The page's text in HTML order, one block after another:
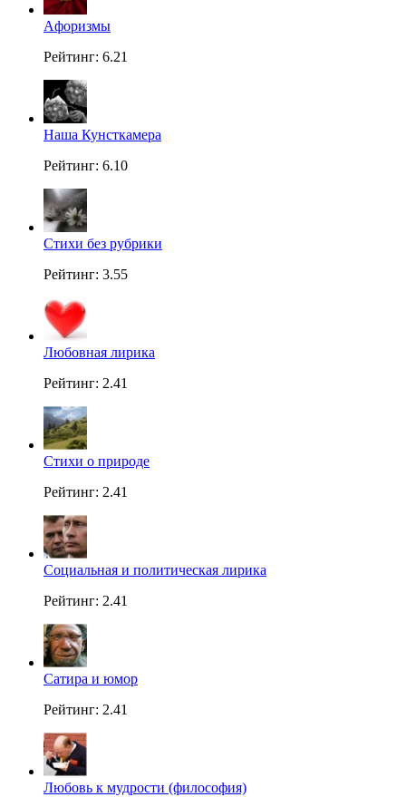
Aфоризмы
Рейтинг: 6.21
Наша Кунсткамера
Рейтинг: 6.10
Стихи без рубрики
Рейтинг: 3.55
Любовная лирика
Рейтинг: 2.41
Стихи о природе
Рейтинг: 2.41
Социальная и политическая лирика
Рейтинг: 2.41
Сатира и юмор
Рейтинг: 2.41
Любовь к мудрости (философия)